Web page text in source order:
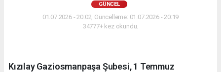
GÜNCEL
01.07.2026 - 20:02, Güncelleme: 01.07.2026 - 20:19
34777+ kez okundu.
Kızılay Gaziosmanpaşa Şubesi, 1 Temmuz